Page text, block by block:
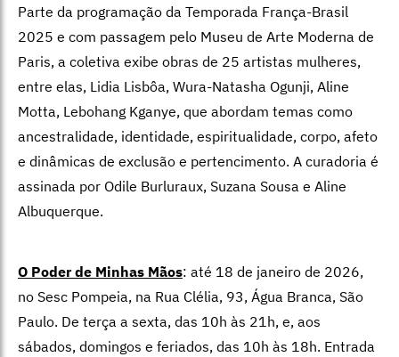
Parte da programação da Temporada França-Brasil
2025 e com passagem pelo Museu de Arte Moderna de
Paris, a coletiva exibe obras de 25 artistas mulheres,
entre elas, Lidia Lisbôa, Wura-Natasha Ogunji, Aline
Motta, Lebohang Kganye, que abordam temas como
ancestralidade, identidade, espiritualidade, corpo, afeto
e dinâmicas de exclusão e pertencimento. A curadoria é
assinada por Odile Burluraux, Suzana Sousa e Aline
Albuquerque.
O Poder de Minhas Mãos: até 18 de janeiro de 2026,
no Sesc Pompeia, na Rua Clélia, 93, Água Branca, São
Paulo. De terça a sexta, das 10h às 21h, e, aos
sábados, domingos e feriados, das 10h às 18h. Entrada